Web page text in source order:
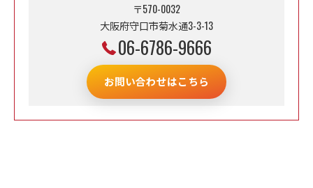
〒570-0032
大阪府守口市菊水通3-3-13
06-6786-9666
お問い合わせはこちら